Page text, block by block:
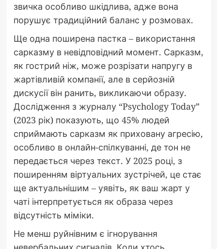
звичка особливо шкідлива, адже вона
порушує традиційний баланс у розмовах.
Ще одна поширена пастка – використання
сарказму в невідповідний момент. Сарказм,
як гострий ніж, може розрізати напругу в
жартівливій компанії, але в серйозній
дискусії він ранить, викликаючи образу.
Дослідження з журналу “Psychology Today”
(2023 рік) показують, що 45% людей
сприймають сарказм як приховану агресію,
особливо в онлайн-спілкуванні, де тон не
передається через текст. У 2025 році, з
поширенням віртуальних зустрічей, це стає
ще актуальнішим – уявіть, як ваш жарт у
чаті інтерпретується як образа через
відсутність міміки.
Не менш руйнівним є ігнорування